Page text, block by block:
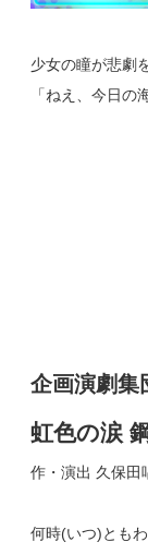
少女の瞳が悲劇
「ねえ、今日の
企画演劇集
虹色の涙
作・演出 久保田
何時(いつ)とも